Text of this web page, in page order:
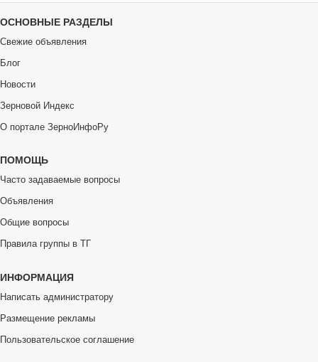
ОСНОВНЫЕ РАЗДЕЛЫ
Свежие объявления
Блог
Новости
Зерновой Индекс
О портале ЗерноИнфоРу
ПОМОЩЬ
Часто задаваемые вопросы
Объявления
Общие вопросы
Правила группы в ТГ
ИНФОРМАЦИЯ
Написать администратору
Размещение рекламы
Пользовательское соглашение